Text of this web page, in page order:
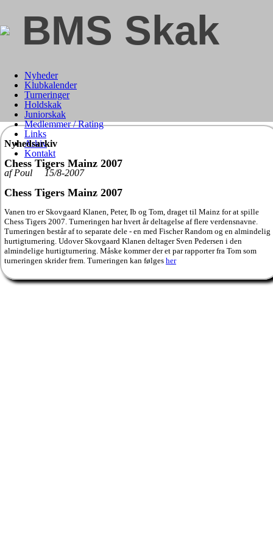
BMS Skak
Nyheder
Klubkalender
Turneringer
Holdskak
Juniorskak
Medlemmer / Rating
Links
Arkiv
Kontakt
Nyhedsarkiv
Chess Tigers Mainz 2007
af Poul 15/8-2007
Chess Tigers Mainz 2007
Vanen tro er Skovgaard Klanen, Peter, Ib og Tom, draget til Mainz for at spille
Chess Tigers 2007. Turneringen har hvert år deltagelse af flere verdensnavne.
Turneringen består af to separate dele - en med Fischer Random og en almindelig
hurtigturnering. Udover Skovgaard Klanen deltager Sven Pedersen i den
almindelige hurtigturnering. Måske kommer der et par rapporter fra Tom som
turneringen skrider frem. Turneringen kan følges her